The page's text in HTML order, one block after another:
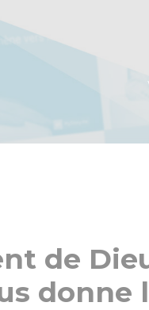
de
donne